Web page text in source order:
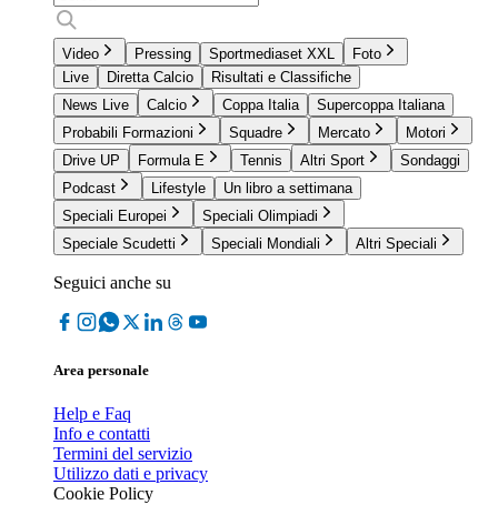
Video Pressing Sportmediaset XXL
Foto
Live
Diretta Calcio
Risultati e Classifiche
News Live
Calcio Coppa Italia
Supercoppa Italiana
Probabili Formazioni
Squadre Mercato
Motori
Drive UP
Formula E Tennis Altri Sport
Sondaggi
Podcast
Lifestyle
Un libro a settimana
Speciali Europei
Speciali Olimpiadi
Speciale Scudetti
Speciali Mondiali Altri Speciali
Seguici anche su
Area personale
Help e Faq
Info e contatti
Termini del servizio
Utilizzo dati e privacy
Cookie Policy